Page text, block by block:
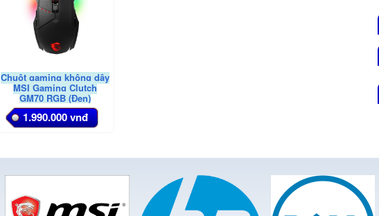
Chuột gaming không dây
MSI Gaming Clutch
GM70 RGB (Đen)
1.990.000 vnđ